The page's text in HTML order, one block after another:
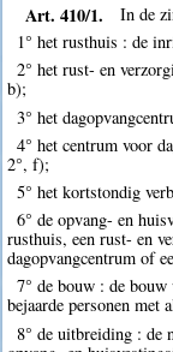
Art. 410/1.
In de
1° het rusthuis : de
2° het rust- en
b);
3° het
4° het centrum voor
2°, f);
5° het kortstondig
6° de opvang- en
rusthuis, een rust- en
dagopvangcentrum of
7° de bouw : de
bejaarde personen met
8° de uitbreiding : de